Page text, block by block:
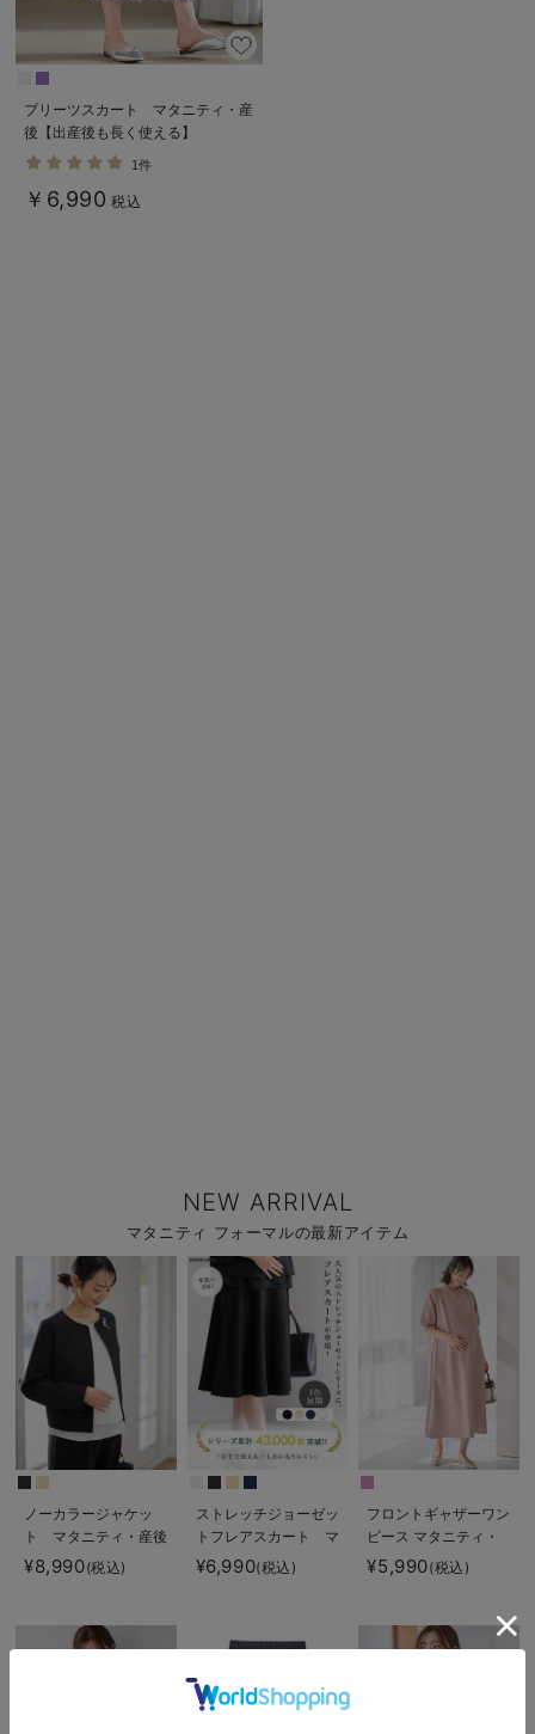
プリーツスカート マタニティ・産
後【出産後も長く使える】
1件
￥6,990 税込
NEW ARRIVAL
マタニティ フォーマルの最新アイテム
ノーカラージャケッ
ト マタニティ・産後
授乳服【出産後も長く
使える】
¥8,990(税込)
ストレッチジョーゼッ
トフレアスカート マ
タニティ・産後【出産
後も長く使える】
¥6,990(税込)
フロントギャザーワン
ピース マタニティ・
授乳服 【出産後も長
く使える】
¥5,990(税込)